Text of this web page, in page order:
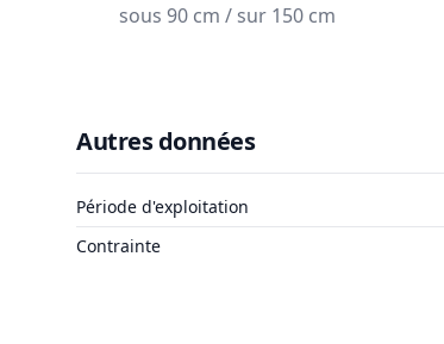
sous 90 cm / sur 150 cm
Autres données
Période d'exploitation
Contrainte